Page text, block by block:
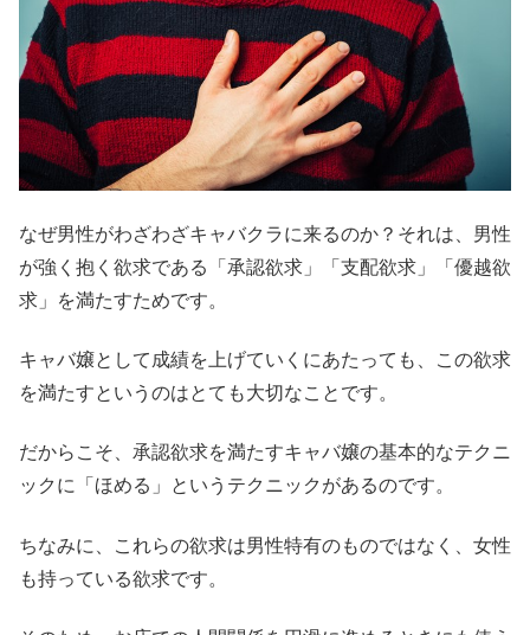
なぜ男性がわざわざキャバクラに来るのか？それは、男性
が強く抱く欲求である「承認欲求」「支配欲求」「優越欲
求」を満たすためです。
キャバ嬢として成績を上げていくにあたっても、この欲求
を満たすというのはとても大切なことです。
だからこそ、承認欲求を満たすキャバ嬢の基本的なテクニ
ックに「ほめる」というテクニックがあるのです。
ちなみに、これらの欲求は男性特有のものではなく、女性
も持っている欲求です。